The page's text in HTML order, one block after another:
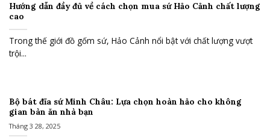
Hướng dẫn đầy đủ về cách chọn mua sứ Hảo Cảnh chất lượng
cao
Trong thế giới đồ gốm sứ, Hảo Cảnh nổi bật với chất lượng vượt
trội...
Bộ bát đĩa sứ Minh Châu: Lựa chọn hoàn hảo cho không
gian bàn ăn nhà bạn
Tháng 3 28, 2025